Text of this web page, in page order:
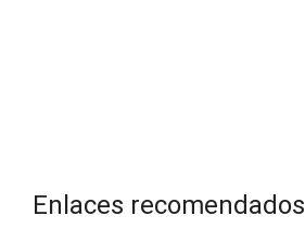
Enlaces recomendados